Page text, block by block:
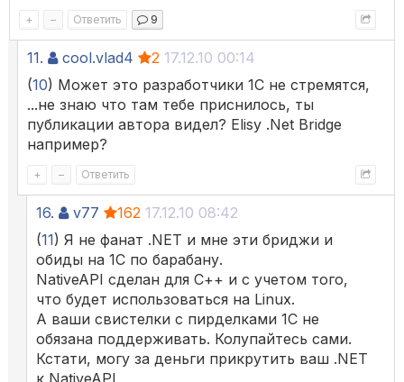
+ – Ответить 9
11. cool.vlad4 2 17.12.10 00:14
(10) Может это разработчики 1С не стремятся,
...не знаю что там тебе приснилось, ты
публикации автора видел? Elisy .Net Bridge
например?
+ – Ответить
16. v77 162 17.12.10 08:42
(11) Я не фанат .NET и мне эти бриджи и
обиды на 1С по барабану.
NativeAPI сделан для С++ и с учетом того,
что будет использоваться на Linux.
А ваши свистелки с пирделками 1С не
обязана поддерживать. Колупайтесь сами.
Кстати, могу за деньги прикрутить ваш .NET